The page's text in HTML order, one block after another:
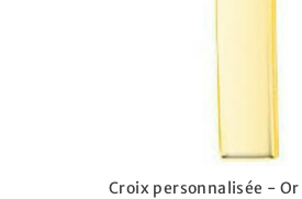
Croix personnalisée -